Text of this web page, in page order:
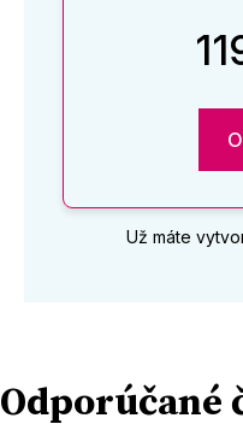
Už máte
Odporúčané